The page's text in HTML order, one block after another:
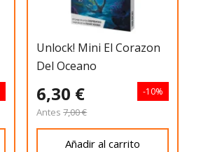
Unlock! Mini El Corazon
Del Oceano
6,30 €
Antes 7,00 €
-10%
Añadir al carrito